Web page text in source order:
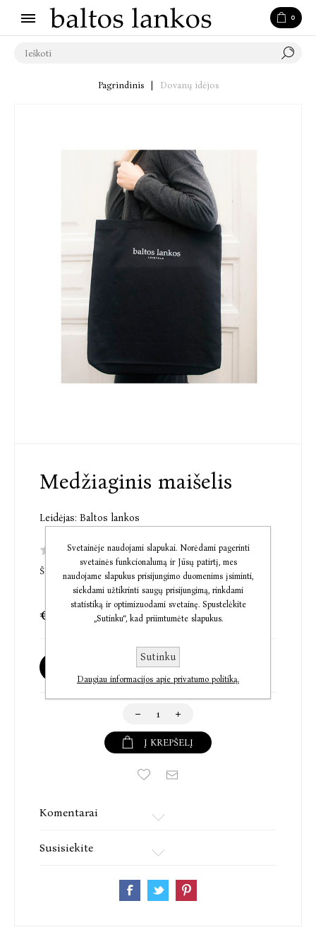
0
Pagrindinis Dovanų idėjos
Medžiaginis maišelis
Leidėjas: Baltos lankos
ŠI PREKĖ DAR NETURI KOMENTARŲ
€6,23
Į KREPŠELĮ
Komentarai
Susisiekite
Svetainėje naudojami slapukai. Norėdami pagerinti
svetainės funkcionalumą ir Jūsų patirtį, mes
naudojame slapukus prisijungimo duomenims įsiminti,
siekdami užtikrinti saugų prisijungimą, rinkdami
statistiką ir optimizuodami svetainę. Spustelėkite
„Sutinku“, kad priimtumėte slapukus.
Sutinku
Daugiau informacijos apie privatumo politiką.